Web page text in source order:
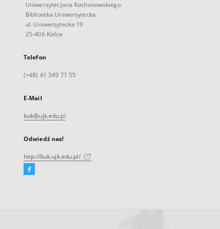
Uniwersytet Jana Kochanowskiego
Biblioteka Uniwersytecka
ul. Uniwersytecka 19
25-406 Kielce
Telefon
(+48) 41 349 71 55
E-Mail
buk@ujk.edu.pl
Odwiedź nas!
http://buk.ujk.edu.pl/
Facebook